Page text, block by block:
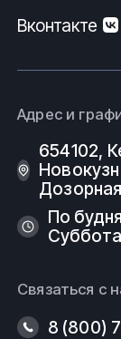
Вконтакте
Адрес и
654102,
По
Связаться с
8 (800)